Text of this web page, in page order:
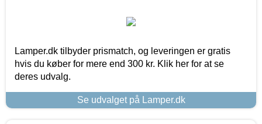
Lamper.dk tilbyder prismatch, og leveringen er gratis
hvis du køber for mere end 300 kr. Klik her for at se
deres udvalg.
Se udvalget på Lamper.dk